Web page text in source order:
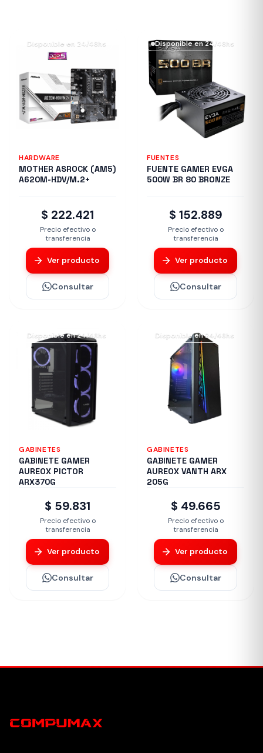
Disponible en 24/48hs
HARDWARE
MOTHER ASROCK (AM5)
A620M-HDV/M.2+
$ 222.421
Precio efectivo o
transferencia
Ver producto
Consultar
Disponible en 24/48hs
FUENTES
FUENTE GAMER EVGA
500W BR 80 BRONZE
$ 152.889
Precio efectivo o
transferencia
Ver producto
Consultar
Disponible en 24/48hs
GABINETES
GABINETE GAMER
AUREOX PICTOR
ARX370G
$ 59.831
Precio efectivo o
transferencia
Ver producto
Consultar
Disponible en 24/48hs
GABINETES
GABINETE GAMER
AUREOX VANTH ARX
205G
$ 49.665
Precio efectivo o
transferencia
Ver producto
Consultar